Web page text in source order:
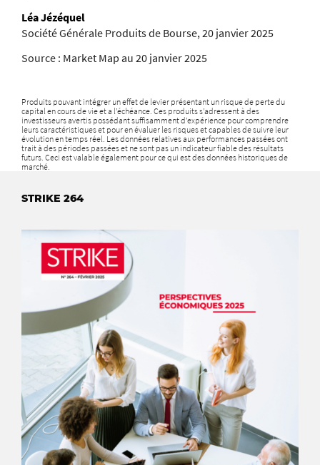
Léa Jézéquel
Société Générale Produits de Bourse, 20 janvier 2025
Source : Market Map au 20 janvier 2025
Produits pouvant intégrer un effet de levier présentant un risque de perte du
capital en cours de vie et a l’échéance. Ces produits s’adressent à des
investisseurs avertis possédant suffisamment d’expérience pour comprendre
leurs caractéristiques et pour en évaluer les risques et capables de suivre leur
évolution en temps réel. Les données relatives aux performances passées ont
trait à des périodes passées et ne sont pas un indicateur fiable des résultats
futurs. Ceci est valable également pour ce qui est des données historiques de
marché.
STRIKE 264